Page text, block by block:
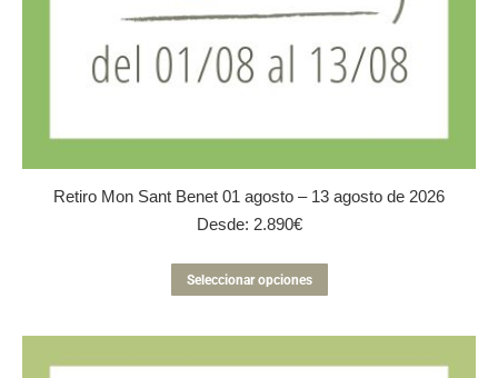
Retiro Mon Sant Benet 01 agosto – 13 agosto de 2026
Desde: 2.890€
Seleccionar opciones
producto
múltiples
variantes.